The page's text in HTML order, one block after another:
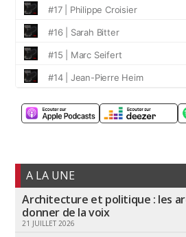
A LA UNE
Architecture et politique : les
donner de la voix
21 JUILLET 2026